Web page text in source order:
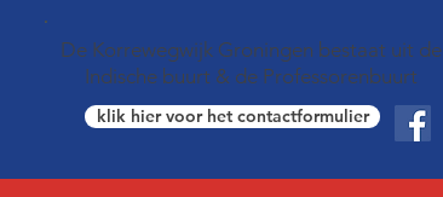
De Korrewegwijk Groningen bestaat uit de
Indische buurt & de Professorenbuurt
klik hier voor het contactformulier